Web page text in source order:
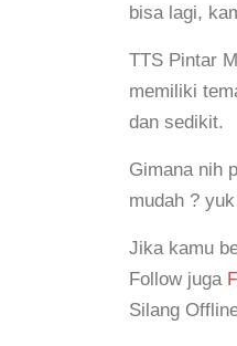
bisa lagi,
TTS Pintar
memiliki
dan sedikit.
Gimana nih
mudah ?
Jika kamu
Follow juga
Silang